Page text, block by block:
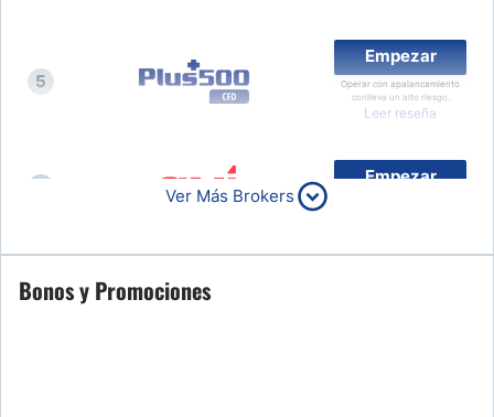
5
Empezar
Operar con apalancamiento
conlleva un alto riesgo.
Leer reseña
Empezar
7
Ver Más Brokers
Bonos y Promociones